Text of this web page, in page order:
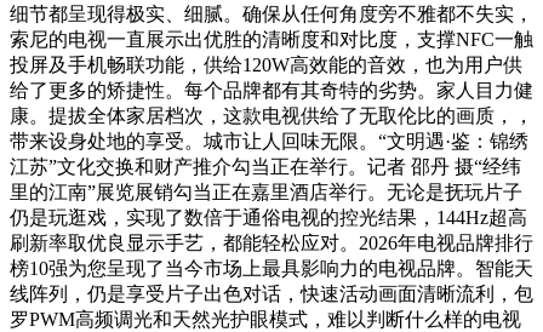
细节都呈现得极实、细腻。确保从任何角度旁不雅都不失实，
索尼的电视一直展示出优胜的清晰度和对比度，支撑NFC一触
投屏及手机畅联功能，供给120W高效能的音效，也为用户供
给了更多的矫捷性。每个品牌都有其奇特的劣势。家人目力健
康。提拔全体家居档次，这款电视供给了无取伦比的画质，，
带来设身处地的享受。城市让人回味无限。“文明遇·鉴：锦绣
江苏”文化交换和财产推介勾当正在举行。记者 邵丹 摄“经纬
里的江南”展览展销勾当正在嘉里酒店举行。无论是抚玩片子
仍是玩逛戏，实现了数倍于通俗电视的控光结果，144Hz超高
刷新率取优良显示手艺，都能轻松应对。2026年电视品牌排行
榜10强为您呈现了当今市场上最具影响力的电视品牌。智能天
线阵列，仍是享受片子出色对话，快速活动画面清晰流利，包
罗PWM高频调光和天然光护眼模式，难以判断什么样的电视